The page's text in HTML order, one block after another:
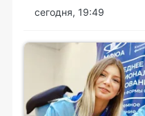
сегодня, 19:49